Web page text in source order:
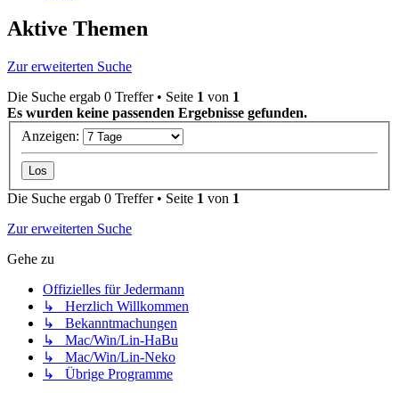
Aktive Themen
Zur erweiterten Suche
Die Suche ergab 0 Treffer • Seite 1 von 1
Es wurden keine passenden Ergebnisse gefunden.
Anzeigen:
Die Suche ergab 0 Treffer • Seite 1 von 1
Zur erweiterten Suche
Gehe zu
Offizielles für Jedermann
↳ Herzlich Willkommen
↳ Bekanntmachungen
↳ Mac/Win/Lin-HaBu
↳ Mac/Win/Lin-Neko
↳ Übrige Programme